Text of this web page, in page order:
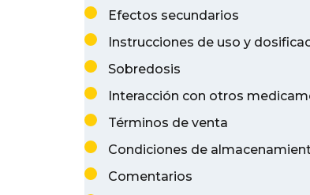
Efectos secundarios
Instrucciones de uso y
Sobredosis
Interacción con otros
Términos de venta
Condiciones de
Comentarios